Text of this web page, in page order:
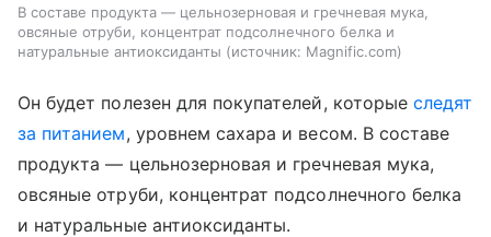
В составе продукта — цельнозерновая и гречневая мука,
овсяные отруби, концентрат подсолнечного белка и
натуральные антиоксиданты
источник: Magnific.com
Он будет полезен для покупателей, которыеследят
за питанием, уровнем сахара и весом. В составе
продукта — цельнозерновая и гречневая мука,
овсяные отруби, концентрат подсолнечного белка
и натуральные антиоксиданты.